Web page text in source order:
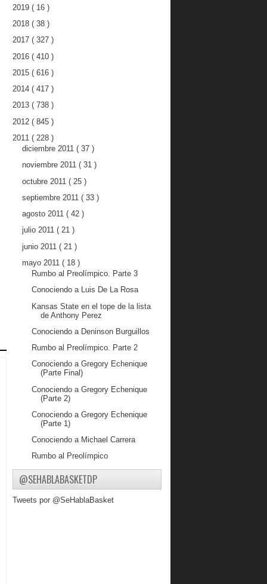
2019 ( 16 )
2018 ( 38 )
2017 ( 327 )
2016 ( 410 )
2015 ( 616 )
2014 ( 417 )
2013 ( 738 )
2012 ( 845 )
2011 ( 228 )
diciembre 2011 ( 37 )
noviembre 2011 ( 31 )
octubre 2011 ( 25 )
septiembre 2011 ( 33 )
agosto 2011 ( 42 )
julio 2011 ( 21 )
junio 2011 ( 21 )
mayo 2011 ( 18 )
Rumbo al Preolímpico. Parte 3
Conociendo a Luis De La Rosa
Kansas State en el tope de la lista
de Anthony Perez
Conociendo a Deninson Burguillos
Rumbo al Preolímpico. Parte 2
Conociendo a Gregory Echenique
(Parte Final)
Conociendo a Gregory Echenique
(Parte 2)
Conociendo a Gregory Echenique
(Parte 1)
Conociendo a Michael Carrera
Rumbo al Preolímpico
Análisis de la primera temporada de
Greivis en la NBA
Conociendo a J.R. Coronado
@SEHABLABASKETDP
Tweets por @SeHablaBasket